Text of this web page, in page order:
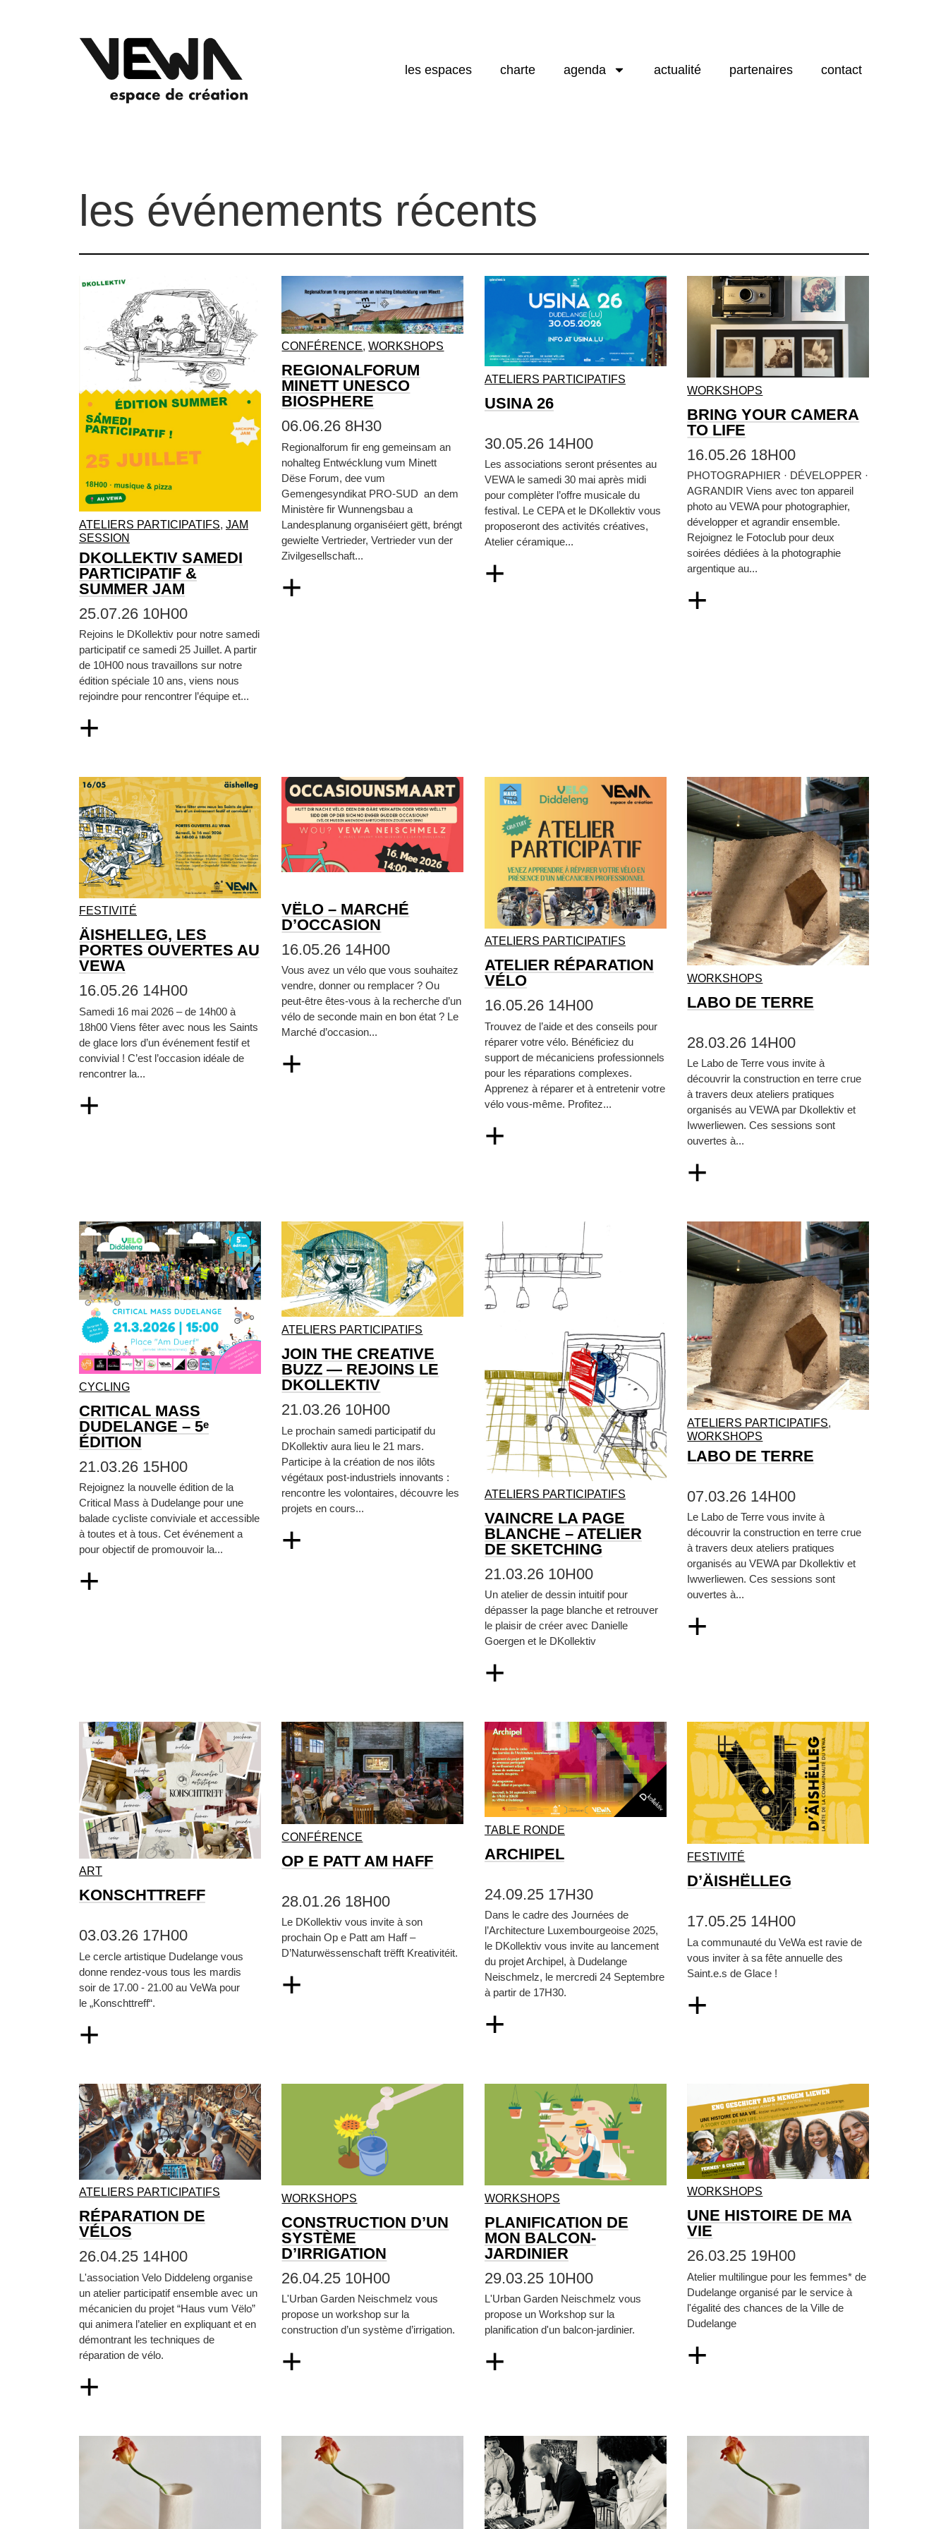
les espaces charte agenda actualité partenaires contact
les événements récents
ATELIERS PARTICIPATIFS, JAM
SESSION
DKOLLEKTIV SAMEDI
PARTICIPATIF &
SUMMER JAM
25.07.26 10H00
Rejoins le DKollektiv pour notre samedi
participatif ce samedi 25 Juillet. A partir
de 10H00 nous travaillons sur notre
édition spéciale 10 ans, viens nous
rejoindre pour rencontrer l’équipe et...
+
CONFÉRENCE,WORKSHOPS
REGIONALFORUM
MINETT UNESCO
BIOSPHERE
06.06.26 8H30
Regionalforum fir eng gemeinsam an
nohalteg Entwécklung vum Minett
Dëse Forum, dee vum
Gemengesyndikat PRO-SUD an dem
Ministère fir Wunnengsbau a
Landesplanung organiséiert gëtt, bréngt
gewielte Vertrieder, Vertrieder vun der
Zivilgesellschaft...
+
ATELIERS PARTICIPATIFS
USINA 26
30.05.26 14H00
Les associations seront présentes au
VEWA le samedi 30 mai après midi
pour complèter l’offre musicale du
festival. Le CEPA et le DKollektiv vous
proposeront des activités créatives,
Atelier céramique...
+
WORKSHOPS
BRING YOUR CAMERA
TO LIFE
16.05.26 18H00
PHOTOGRAPHIER · DÉVELOPPER ·
AGRANDIR Viens avec ton appareil
photo au VEWA pour photographier,
développer et agrandir ensemble.
Rejoignez le Fotoclub pour deux
soirées dédiées à la photographie
argentique au...
+
FESTIVITÉ
ÄISHELLEG, LES
PORTES OUVERTES AU
VEWA
16.05.26 14H00
Samedi 16 mai 2026 – de 14h00 à
18h00 Viens fêter avec nous les Saints
de glace lors d’un événement festif et
convivial ! C’est l’occasion idéale de
rencontrer la...
+
VËLO – MARCHÉ
D’OCCASION
16.05.26 14H00
Vous avez un vélo que vous souhaitez
vendre, donner ou remplacer ? Ou
peut‑être êtes‑vous à la recherche d’un
vélo de seconde main en bon état ? Le
Marché d’occasion...
+
ATELIERS PARTICIPATIFS
ATELIER RÉPARATION
VÉLO
16.05.26 14H00
Trouvez de l’aide et des conseils pour
réparer votre vélo. Bénéficiez du
support de mécaniciens professionnels
pour les réparations complexes.
Apprenez à réparer et à entretenir votre
vélo vous‑même. Profitez...
+
WORKSHOPS
LABO DE TERRE
28.03.26 14H00
Le Labo de Terre vous invite à
découvrir la construction en terre crue
à travers deux ateliers pratiques
organisés au VEWA par Dkollektiv et
Iwwerliewen. Ces sessions sont
ouvertes à...
+
CYCLING
CRITICAL MASS
DUDELANGE – 5ᵉ
ÉDITION
21.03.26 15H00
Rejoignez la nouvelle édition de la
Critical Mass à Dudelange pour une
balade cycliste conviviale et accessible
à toutes et à tous. Cet événement a
pour objectif de promouvoir la...
+
ATELIERS PARTICIPATIFS
JOIN THE CREATIVE
BUZZ — REJOINS LE
DKOLLEKTIV
21.03.26 10H00
Le prochain samedi participatif du
DKollektiv aura lieu le 21 mars.
Participe à la création de nos ilôts
végétaux post-industriels innovants :
rencontre les volontaires, découvre les
projets en cours...
+
ATELIERS PARTICIPATIFS
VAINCRE LA PAGE
BLANCHE – ATELIER
DE SKETCHING
21.03.26 10H00
Un atelier de dessin intuitif pour
dépasser la page blanche et retrouver
le plaisir de créer avec Danielle
Goergen et le DKollektiv
+
ATELIERS PARTICIPATIFS,
WORKSHOPS
LABO DE TERRE
07.03.26 14H00
Le Labo de Terre vous invite à
découvrir la construction en terre crue
à travers deux ateliers pratiques
organisés au VEWA par Dkollektiv et
Iwwerliewen. Ces sessions sont
ouvertes à...
+
ART
KONSCHTTREFF
03.03.26 17H00
Le cercle artistique Dudelange vous
donne rendez-vous tous les mardis
soir de 17.00 - 21.00 au VeWa pour
le „Konschttreff“.
+
CONFÉRENCE
OP E PATT AM HAFF
28.01.26 18H00
Le DKollektiv vous invite à son
prochain Op e Patt am Haff –
D’Naturwëssenschaft trëfft Kreativitéit.
+
TABLE RONDE
ARCHIPEL
24.09.25 17H30
Dans le cadre des Journées de
l’Architecture Luxembourgeoise 2025,
le DKollektiv vous invite au lancement
du projet Archipel, à Dudelange
Neischmelz, le mercredi 24 Septembre
à partir de 17H30.
+
FESTIVITÉ
D’ÄISHËLLEG
17.05.25 14H00
La communauté du VeWa est ravie de
vous inviter à sa fête annuelle des
Saint.e.s de Glace !
+
ATELIERS PARTICIPATIFS
RÉPARATION DE
VÉLOS
26.04.25 14H00
L'association Velo Diddeleng organise
un atelier participatif ensemble avec un
mécanicien du projet “Haus vum Vëlo”
qui animera l’atelier en expliquant et en
démontrant les techniques de
réparation de vélo.
+
WORKSHOPS
CONSTRUCTION D’UN
SYSTÈME
D’IRRIGATION
26.04.25 10H00
L'Urban Garden Neischmelz vous
propose un workshop sur la
construction d’un système d’irrigation.
+
WORKSHOPS
PLANIFICATION DE
MON BALCON-
JARDINIER
29.03.25 10H00
L'Urban Garden Neischmelz vous
propose un Workshop sur la
planification d'un balcon-jardinier.
+
WORKSHOPS
UNE HISTOIRE DE MA
VIE
26.03.25 19H00
Atelier multilingue pour les femmes* de
Dudelange organisé par le service à
l'égalité des chances de la Ville de
Dudelange
+